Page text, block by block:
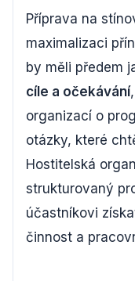
Příprava na
maximalizaci
by měli předem
cíle a očekávání
organizací o
otázky, které
Hostitelská
strukturovaný
účastníkovi
činnost a